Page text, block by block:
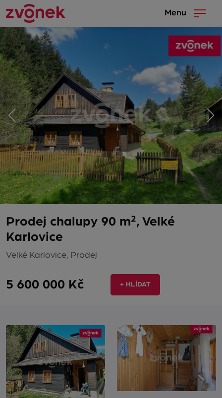
Menu
Prodej chalupy 90 m², Velké
Karlovice
Velké Karlovice, Prodej
5 600 000 Kč + HLÍDAT